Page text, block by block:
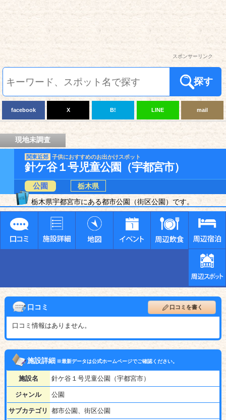
スポンサーリンク
探す
facebook X B! LINE mail
現地未調査
関東近郊 子供におすすめのお出かけスポット
針ケ谷１号児童公園（宇都宮市）
公園
栃木県
栃木県宇都宮市にある都市公園（街区公園）です。
口コミ 口コミを書く
口コミ情報はありません。
施設詳細※最新データは公式ホームページでご確認ください。
施設名 針ケ谷１号児童公園（宇都宮市）
ジャンル 公園
サブカテゴリ 都市公園、街区公園